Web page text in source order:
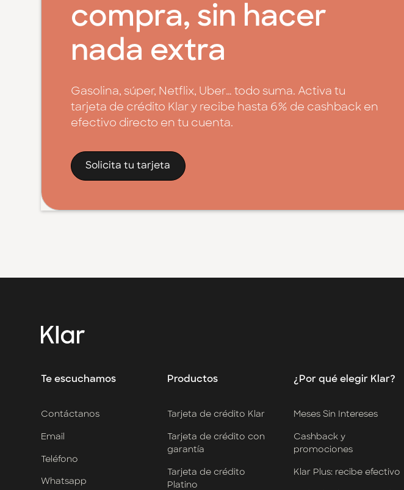
compra, sin hacer
nada extra
Gasolina, súper, Netflix, Uber… todo suma. Activa tu
tarjeta de crédito Klar y recibe hasta 6% de cashback en
efectivo directo en tu cuenta.
Solicita tu tarjeta
Contacto Klar
Contacto Klar Empresarial
Te escuchamos
Contáctanos
Email
Teléfono
Whatsapp
Productos
Tarjeta de crédito Klar
Tarjeta de crédito con
garantía
Tarjeta de crédito
Platino
¿Por qué elegir Klar?
Meses Sin Intereses
Cashback y
promociones
Klar Plus: recibe efectivo